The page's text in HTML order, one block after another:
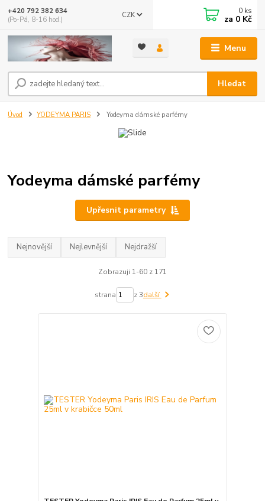
Menu
CZK
Hledat
+420 792 382 634
(Po-Pá, 8-16 hod.)
0 ks
za 0 Kč
Úvod YODEYMA PARIS Yodeyma dámské parfémy
Yodeyma dámské parfémy
Upřesnit parametry
Nejnovější Nejlevnější Nejdražší
Zobrazuji 1-60 z 171
strana z 3další